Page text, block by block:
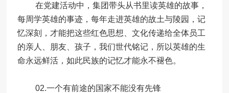
在党建活动中，集团带头从书里读英雄的故事，
每周学英雄的事迹，每年走进英雄的故土与陵园，记
忆深刻，才能把这些红色思想、文化传递给全体员工
的亲人、朋友、孩子，我们世代铭记，所以英雄的生
命永远鲜活，如此民族的记忆才能永不褪色。
02.一个有前途的国家不能没有先锋